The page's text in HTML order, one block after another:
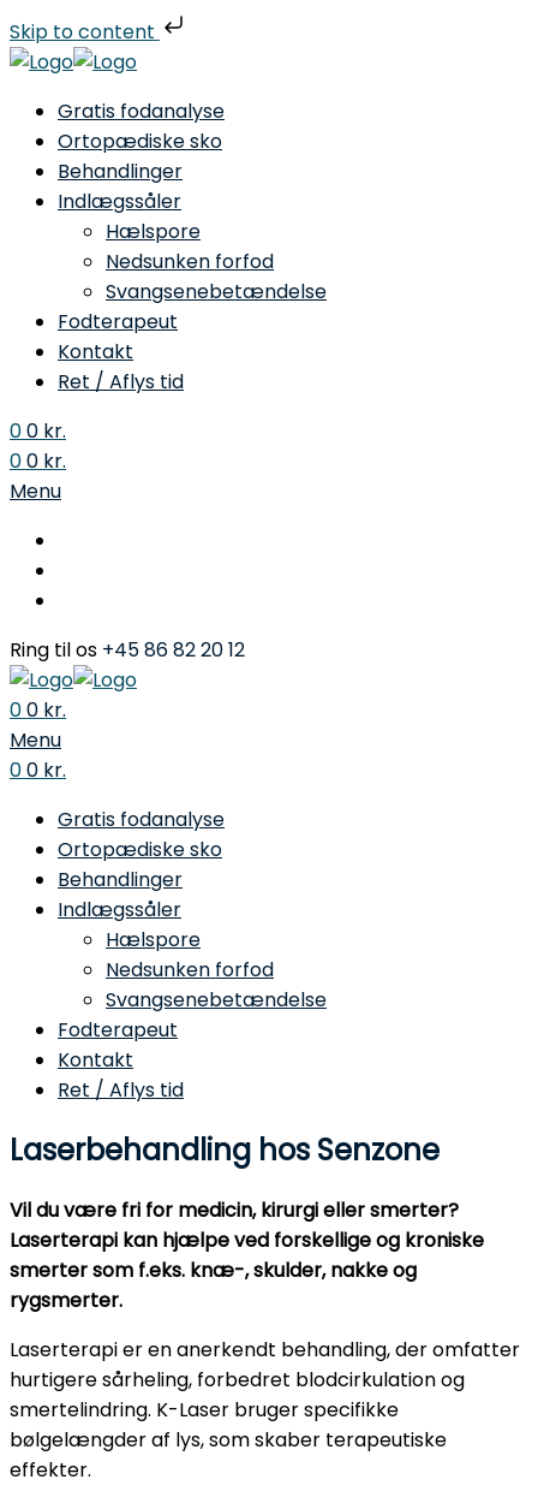
Skip to content
Gratis fodanalyse
Ortopædiske sko
Behandlinger
Indlægssåler
Hælspore
Nedsunken forfod
Svangsenebetændelse
Fodterapeut
Kontakt
Ret / Aflys tid
00 kr.
00 kr.
Menu
Ring til os +45 86 82 20 12
00 kr.
Menu
00 kr.
Gratis fodanalyse
Ortopædiske sko
Behandlinger
Indlægssåler
Hælspore
Nedsunken forfod
Svangsenebetændelse
Fodterapeut
Kontakt
Ret / Aflys tid
Laserbehandling hos Senzone
Vil du være fri for medicin, kirurgi eller smerter?
Laserterapi kan hjælpe ved forskellige og kroniske
smerter som f.eks. knæ-, skulder, nakke og
rygsmerter.
Laserterapi er en anerkendt behandling, der omfatter
hurtigere sårheling, forbedret blodcirkulation og
smertelindring. K-Laser bruger specifikke
bølgelængder af lys, som skaber terapeutiske
effekter.